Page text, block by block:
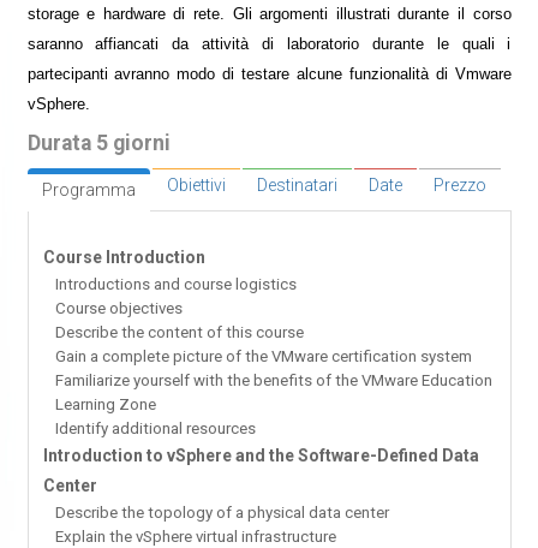
storage e hardware di rete. Gli argomenti illustrati durante il corso
saranno affiancati da attività di laboratorio durante le quali i
partecipanti avranno modo di testare alcune funzionalità di Vmware
vSphere.
Durata 5 giorni
Programma Obiettivi Destinatari Date Prezzo
Course Introduction
Introductions and course logistics
Course objectives
Describe the content of this course
Gain a complete picture of the VMware certification system
Familiarize yourself with the benefits of the VMware Education
Learning Zone
Identify additional resources
Introduction to vSphere and the Software-Defined Data
Center
Describe the topology of a physical data center
Explain the vSphere virtual infrastructure